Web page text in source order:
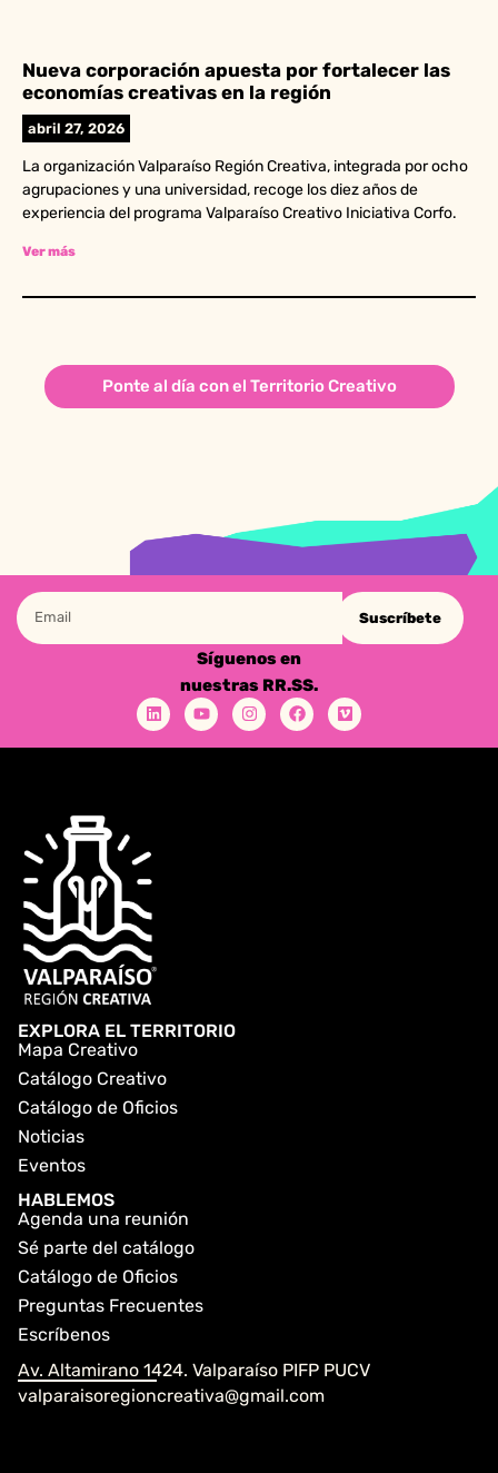
Nueva corporación apuesta por fortalecer las
economías creativas en la región
abril 27, 2026
La organización Valparaíso Región Creativa, integrada por ocho
agrupaciones y una universidad, recoge los diez años de
experiencia del programa Valparaíso Creativo Iniciativa Corfo.
Ver más
Ponte al día con el Territorio Creativo
Suscríbete
Síguenos en
nuestras RR.SS.
EXPLORA EL TERRITORIO
Mapa Creativo
Catálogo Creativo
Catálogo de Oficios
Noticias
Eventos
HABLEMOS
Agenda una reunión
Sé parte del catálogo
Catálogo de Oficios
Preguntas Frecuentes
Escríbenos
Av. Altamirano 1424. Valparaíso PIFP PUCV
valparaisoregioncreativa@gmail.com